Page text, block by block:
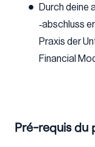
Durch deine
‑abschluss
Praxis der
Financial
Pré-requis du